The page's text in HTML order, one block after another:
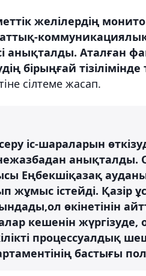
желілердің
анықталды. Аталған
бірыңғай тізілімінде
сілтеме жасап.
іс-шараларын
анықталды.
Еңбекшіқазақ
жұмыс істейді. Қазір
өкінетінін
кешенін
процессуалдық
бастығы